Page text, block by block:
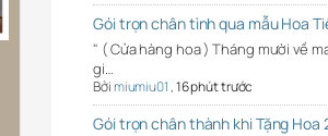
Gói trọn chân tình qua mẫu Hoa
" ( Cửa hàng hoa ) Tháng mười về
gi…
Bởimiumiu01,16 phút trước
Gói trọn chân thành khi Tặng Hoa